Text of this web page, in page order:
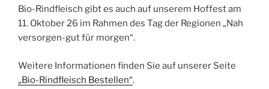
Bio-Rindfleisch gibt es auch auf unserem Hoffest am
11. Oktober 26 im Rahmen des Tag der Regionen „Nah
versorgen-gut für morgen“.
Weitere Informationen finden Sie auf unserer Seite
„Bio-Rindfleisch Bestellen“.